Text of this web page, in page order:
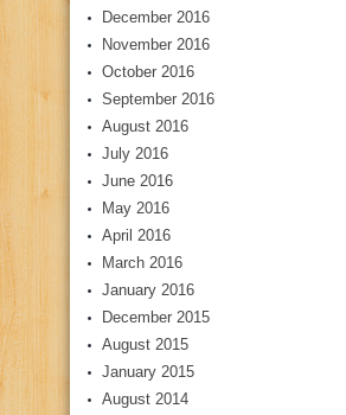
December 2016
November 2016
October 2016
September 2016
August 2016
July 2016
June 2016
May 2016
April 2016
March 2016
January 2016
December 2015
August 2015
January 2015
August 2014